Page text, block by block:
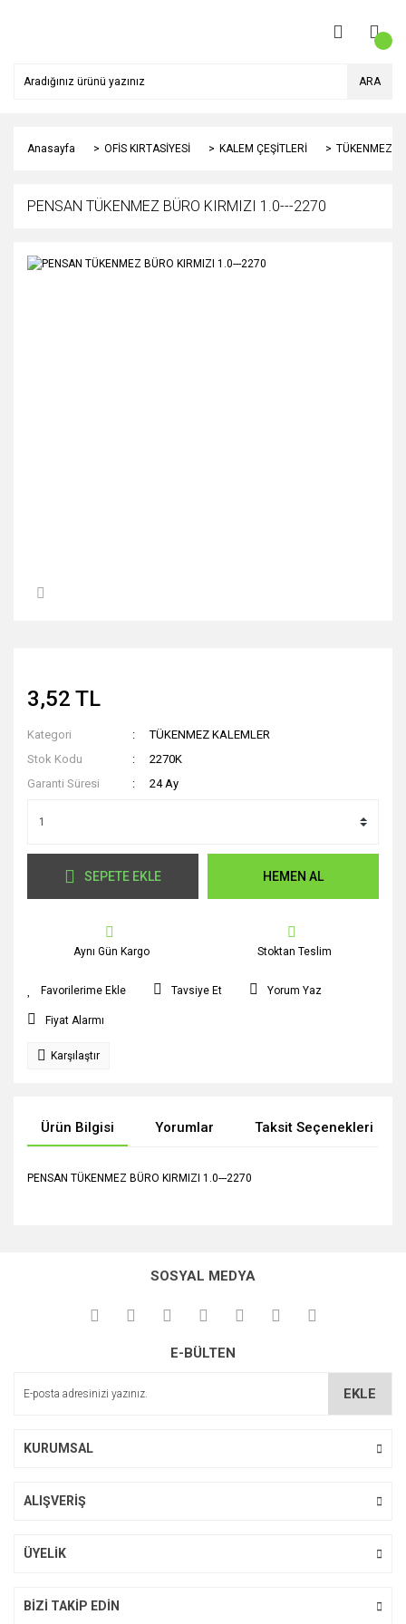
ARA
Anasayfa OFİS KIRTASİYESİ KALEM ÇEŞİTLERİ TÜKENMEZ
PENSAN TÜKENMEZ BÜRO KIRMIZI 1.0---2270
3,52 TL
Kategori
TÜKENMEZ KALEMLER
Stok Kodu
2270K
Garanti Süresi
24 Ay
SEPETE EKLE HEMEN AL
Aynı Gün Kargo Stoktan Teslim
Tavsiye Et Yorum Yaz
Fiyat Alarmı
Karşılaştır
Ürün Bilgisi Yorumlar Taksit Seçenekleri
PENSAN TÜKENMEZ BÜRO KIRMIZI 1.0---2270
kullanarak tarafımıza iletebilirsiniz.
Görüş ve önerileriniz için teşekkür ederiz.
Ürün açıklamasında eksik bilgiler bulunuyor.
SOSYAL MEDYA
E-BÜLTEN
EKLE
KURUMSAL
ALIŞVERİŞ
ÜYELİK
BİZİ TAKİP EDİN